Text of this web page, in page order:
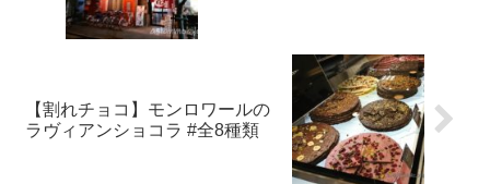
【割れチョコ】モンロワールの
ラヴィアンショコラ #全8種類